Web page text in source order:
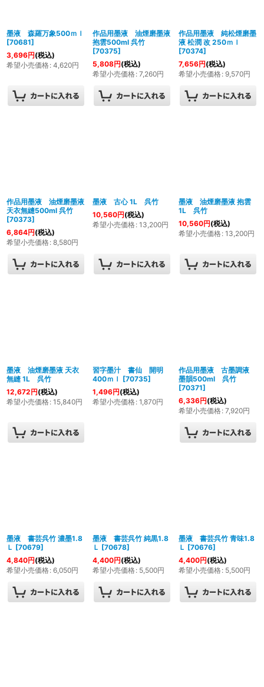
墨液 森羅万象500ｍｌ
[70681]
3,696円(税込)
希望小売価格: 4,620円
作品用墨液 油煙磨墨液
抱雲500ml 呉竹
[70375]
5,808円(税込)
希望小売価格: 7,260円
作品用墨液 純松煙磨墨
液 松潤 改 250ｍｌ
[70374]
7,656円(税込)
希望小売価格: 9,570円
作品用墨液 油煙磨墨液
天衣無縫500ml 呉竹
[70373]
6,864円(税込)
希望小売価格: 8,580円
墨液 古心 1L 呉竹
10,560円(税込)
希望小売価格: 13,200円
墨液 油煙磨墨液 抱雲
1L 呉竹
10,560円(税込)
希望小売価格: 13,200円
墨液 油煙磨墨液 天衣
無縫 1L 呉竹
12,672円(税込)
希望小売価格: 15,840円
習字墨汁 書仙 開明
400ｍｌ [70735]
1,496円(税込)
希望小売価格: 1,870円
作品用墨液 古墨調液
墨韻500ml 呉竹
[70371]
6,336円(税込)
希望小売価格: 7,920円
墨液 書芸呉竹 濃墨1.8
Ｌ [70679]
4,840円(税込)
希望小売価格: 6,050円
墨液 書芸呉竹 純黒1.8
Ｌ [70678]
4,400円(税込)
希望小売価格: 5,500円
墨液 書芸呉竹 青味1.8
Ｌ [70676]
4,400円(税込)
希望小売価格: 5,500円